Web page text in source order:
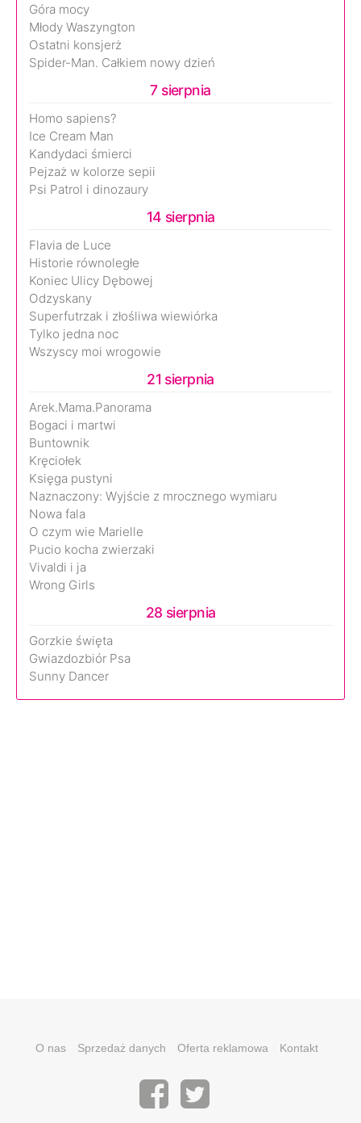
Góra mocy
Młody Waszyngton
Ostatni konsjerż
Spider-Man. Całkiem nowy dzień
7 sierpnia
Homo sapiens?
Ice Cream Man
Kandydaci śmierci
Pejzaż w kolorze sepii
Psi Patrol i dinozaury
14 sierpnia
Flavia de Luce
Historie równoległe
Koniec Ulicy Dębowej
Odzyskany
Superfutrzak i złośliwa wiewiórka
Tylko jedna noc
Wszyscy moi wrogowie
21 sierpnia
Arek.Mama.Panorama
Bogaci i martwi
Buntownik
Kręciołek
Księga pustyni
Naznaczony: Wyjście z mrocznego wymiaru
Nowa fala
O czym wie Marielle
Pucio kocha zwierzaki
Vivaldi i ja
Wrong Girls
28 sierpnia
Gorzkie święta
Gwiazdozbiór Psa
Sunny Dancer
O nas Sprzedaż danych Oferta reklamowa Kontakt